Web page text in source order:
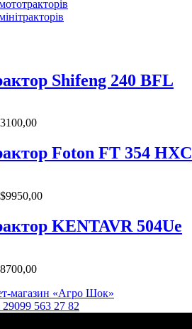
Shifeng 240 BFL
3100,00
Foton FT 354 HXC
$9950,00
KENTAVR 504Ue
8700,00
29099 563 27 82